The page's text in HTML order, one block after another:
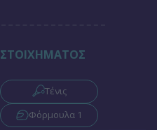
Τένις
Φόρμουλα 1